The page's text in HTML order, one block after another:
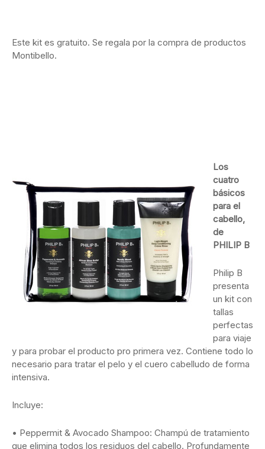
Este kit es gratuito. Se regala por la compra de productos
Montibello.
Los
cuatro
básicos
para el
cabello,
de
PHILIP B
Philip B
presenta
un kit con
tallas
perfectas
para viaje
y para probar el producto pro primera vez. Contiene todo lo
necesario para tratar el pelo y el cuero cabelludo de forma
intensiva.
Incluye:
• Peppermit & Avocado Shampoo: Champú de tratamiento
que elimina todos los residuos del cabello. Profundamente